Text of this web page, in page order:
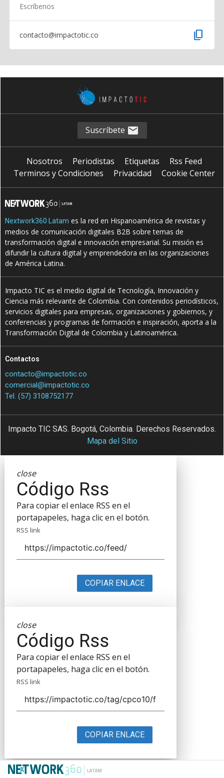
Escríbenos
contacto@impactotic.co content_copy
Suscríbete
Nosotros Periodistas Etiquetas
Rss Feed
Terminos y Condiciones
Privacidad Cookie Center
Nextwork360 Latam es la red en Hispanoamérica de revistas y
medios de comunicación digitales B2B sobre temas de
transformación digital e innovación empresarial. Su misión es
difundir la cultura digital y emprendedora en las organizaciones
de América Latina.
Impacto TIC es el medio digital de Tecnología, Innovación y
Ciencia más relevante de Colombia. Con contenidos periodísticos,
servicios digitales para empresas, organizaciones y gobiernos, y
conferencias y programas de formación e inspiración, aporta a la
Transformación Digital de Colombia y Latinoamérica.
Contactos
contacto@impactotic.co
comercial@impactotic.co
Tel. (57) 3108752177
Impacto TIC SAS. Bogotá, Colombia. Derechos Reservados.
Mapa del Sitio
close
Código Rss
Para copiar el enlace RSS en el
portapapeles, haga clic en el botón.
RSS link
COPIAR ENLACE
close
Código Rss
Para copiar el enlace RSS en el
portapapeles, haga clic en el botón.
RSS link
COPIAR ENLACE